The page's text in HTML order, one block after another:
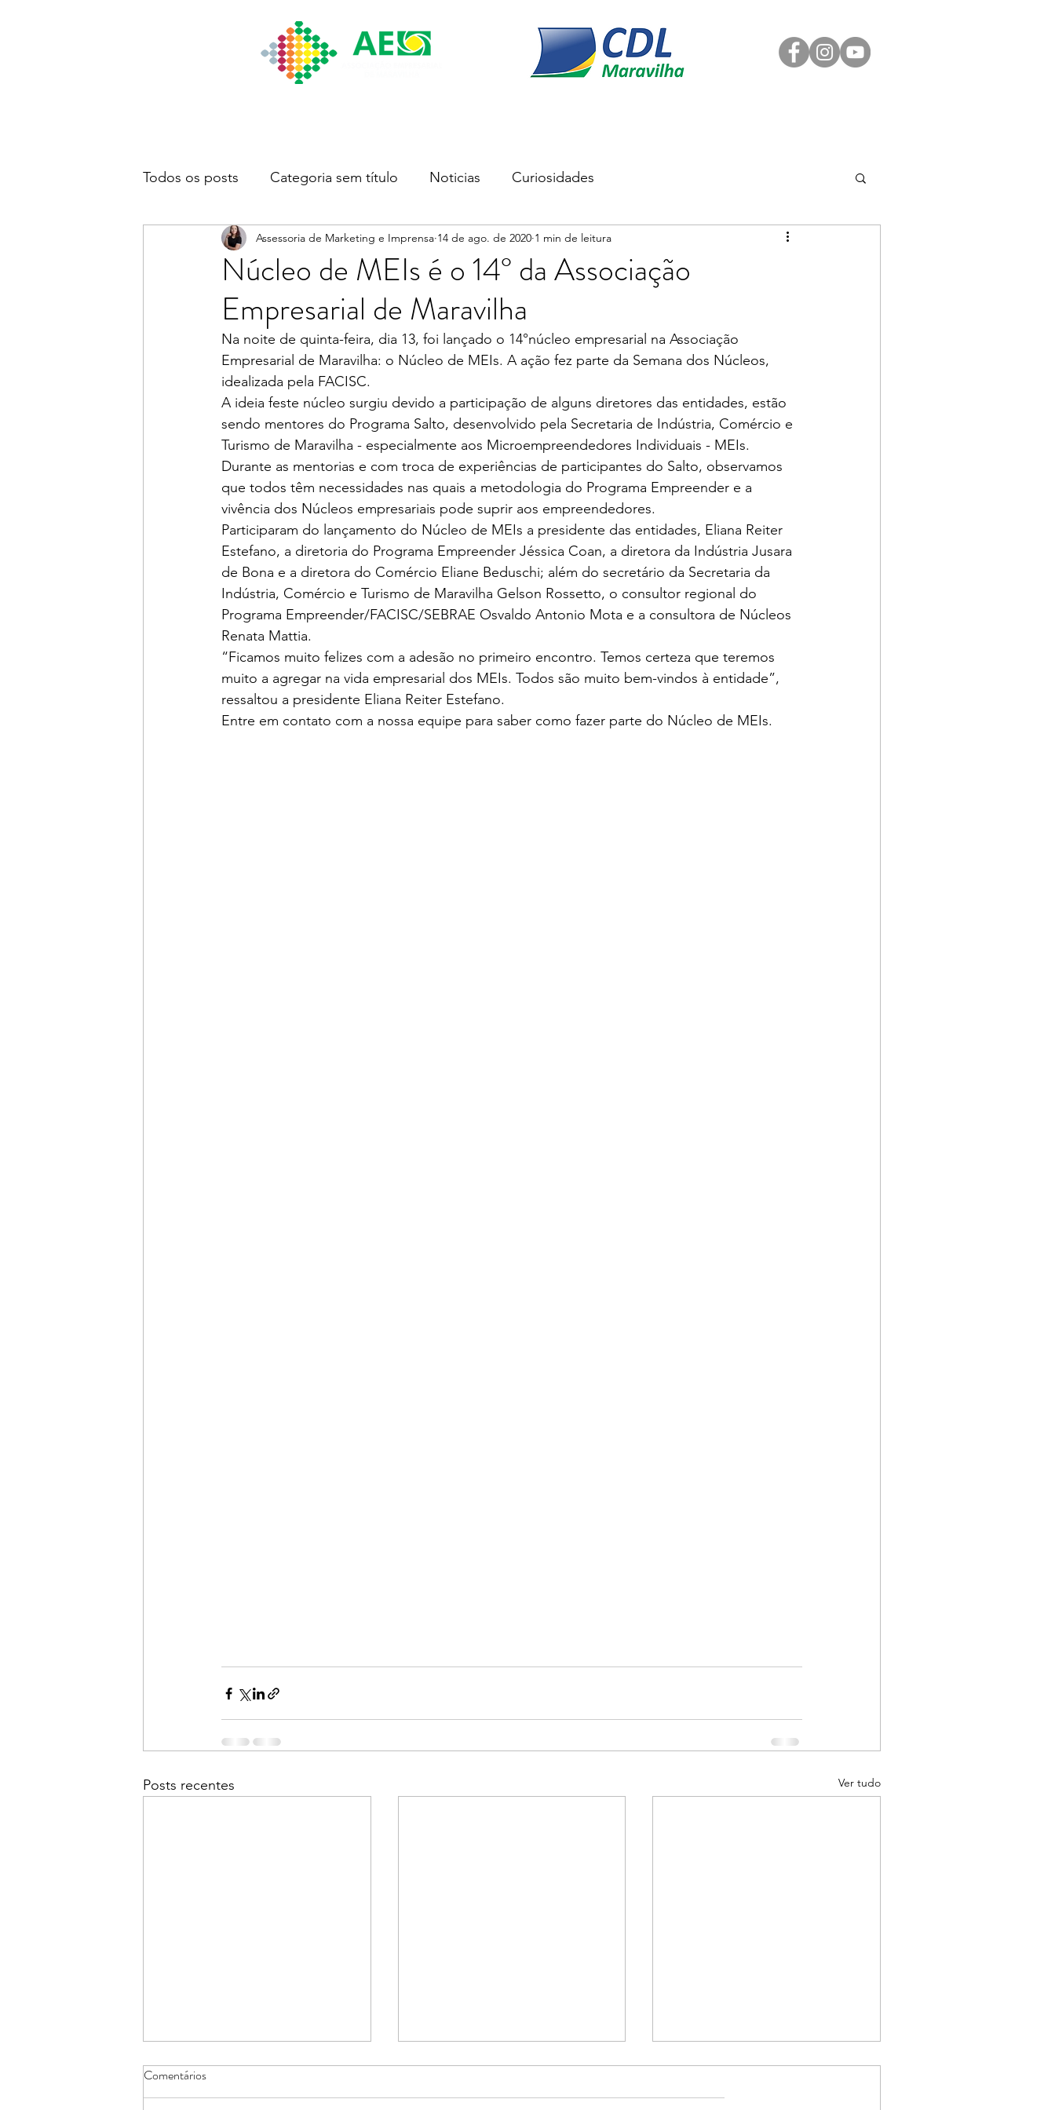
Todos os posts Categoria sem título Noticias Curiosidades
Núcleo de MEIs é o 14° da Associação
Empresarial de Maravilha
Assessoria de Marketing e Imprensa 14 de ago. de 2020 1 min de leitura
Na noite de quinta-feira, dia 13, foi lançado o 14°núcleo empresarial na Associação
Empresarial de Maravilha: o Núcleo de MEIs. A ação fez parte da Semana dos Núcleos,
idealizada pela FACISC.
A ideia feste núcleo surgiu devido a participação de alguns diretores das entidades, estão
sendo mentores do Programa Salto, desenvolvido pela Secretaria de Indústria, Comércio e
Turismo de Maravilha - especialmente aos Microempreendedores Individuais - MEIs.
Durante as mentorias e com troca de experiências de participantes do Salto, observamos
que todos têm necessidades nas quais a metodologia do Programa Empreender e a
vivência dos Núcleos empresariais pode suprir aos empreendedores.
Participaram do lançamento do Núcleo de MEIs a presidente das entidades, Eliana Reiter
Estefano, a diretoria do Programa Empreender Jéssica Coan, a diretora da Indústria Jusara
de Bona e a diretora do Comércio Eliane Beduschi; além do secretário da Secretaria da
Indústria, Comércio e Turismo de Maravilha Gelson Rossetto, o consultor regional do
Programa Empreender/FACISC/SEBRAE Osvaldo Antonio Mota e a consultora de Núcleos
Renata Mattia.
“Ficamos muito felizes com a adesão no primeiro encontro. Temos certeza que teremos
muito a agregar na vida empresarial dos MEIs. Todos são muito bem-vindos à entidade”,
ressaltou a presidente Eliana Reiter Estefano.
Entre em contato com a nossa equipe para saber como fazer parte do Núcleo de MEIs.
Posts recentes Ver tudo
Comentários